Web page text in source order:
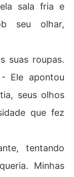
sala fria e
seu olhar,
suas roupas.
Ele apontou
seus olhos
que fez
tentando
Minhas